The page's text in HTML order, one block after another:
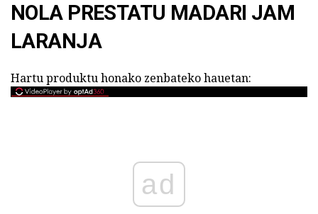
NOLA PRESTATU MADARI JAM
LARANJA
Hartu produktu honako zenbateko hauetan:
ad